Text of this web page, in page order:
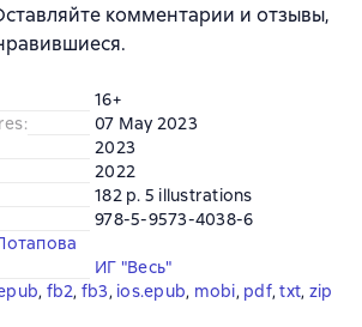
комментарии и отзывы,
16+
:
07 May 2023
2023
2022
182 p. 5 illustrations
978-5-9573-4038-6
ИГ "Весь"
, fb2, fb3, ios.epub, mobi, pdf, txt, zip